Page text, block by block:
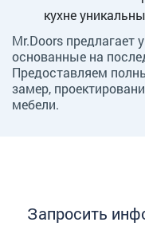
кухне
Mr.Doors предлагает
основанные на
Предоставляем
замер,
мебели.
Запросить